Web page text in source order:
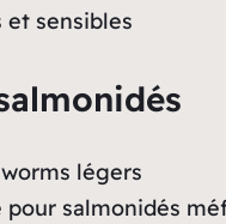
et sensibles
légers
pour salmonidés